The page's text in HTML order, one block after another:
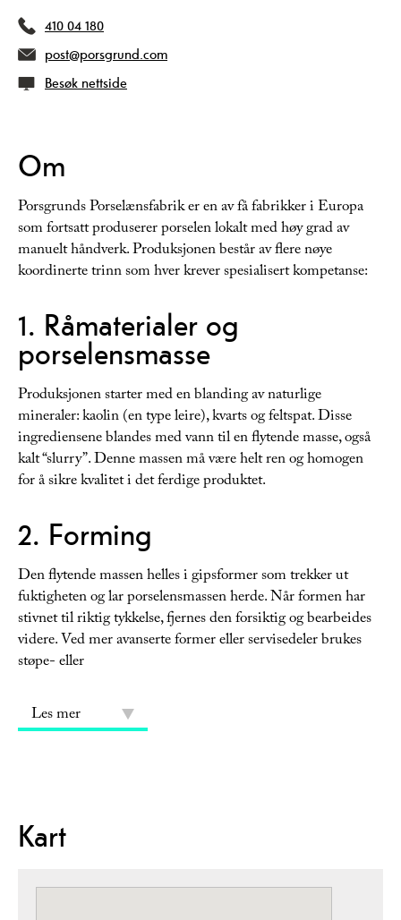
410 04 180
post@porsgrund.com
Besøk nettside
Om
Porsgrunds Porselænsfabrik er en av få fabrikker i Europa
som fortsatt produserer porselen lokalt med høy grad av
manuelt håndverk. Produksjonen består av flere nøye
koordinerte trinn som hver krever spesialisert kompetanse:
1. Råmaterialer og
porselensmasse
Produksjonen starter med en blanding av naturlige
mineraler: kaolin (en type leire), kvarts og feltspat. Disse
ingrediensene blandes med vann til en flytende masse, også
kalt “slurry”. Denne massen må være helt ren og homogen
for å sikre kvalitet i det ferdige produktet.
2. Forming
Den flytende massen helles i gipsformer som trekker ut
fuktigheten og lar porselensmassen herde. Når formen har
stivnet til riktig tykkelse, fjernes den forsiktig og bearbeides
videre. Ved mer avanserte former eller servisedeler brukes
støpe- eller
Les mer
Kart